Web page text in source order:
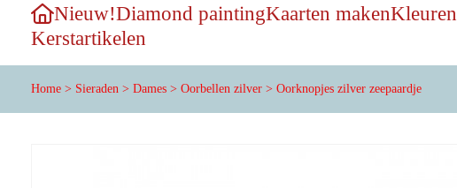
Nieuw!Diamond paintingKaarten makenKleuren
Kerstartikelen
Home > Sieraden > Dames > Oorbellen zilver > Oorknopjes zilver zeepaardje